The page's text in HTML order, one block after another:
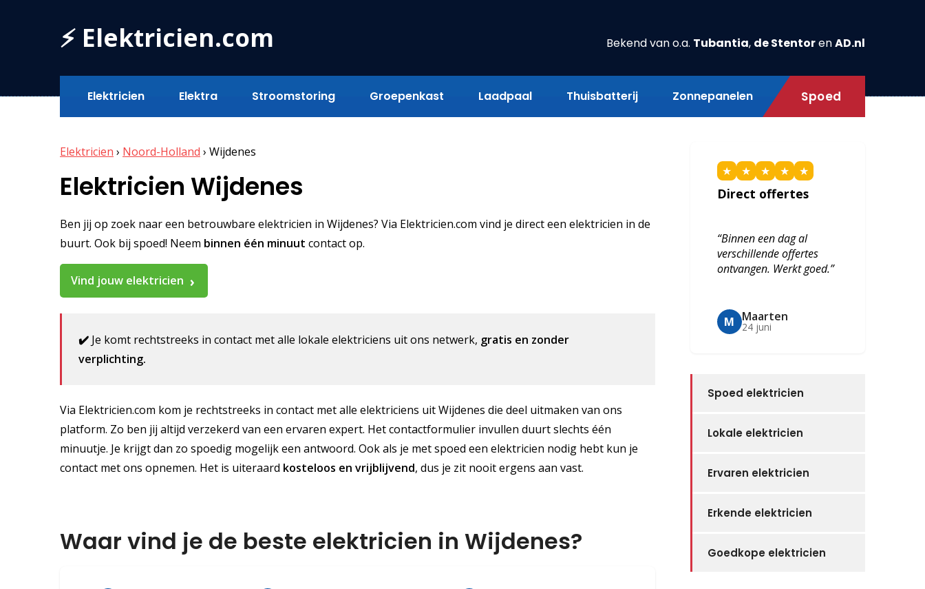
⚡ Elektricien.com Bekend van o.a. Tubantia, de StentorenAD.nl
Elektricien Elektra Stroomstoring Groepenkast Laadpaal Thuisbatterij Zonnepanelen Spoed
Elektricien › Noord-Holland › Wijdenes
Elektricien Wijdenes
Ben jij op zoek naar een betrouwbare elektricien in Wijdenes? Via Elektricien.com vind je direct een elektricien in de
buurt. Ook bij spoed! Neem binnen één minuut contact op.
Vind jouw elektricien
✔️ Je komt rechtstreeks in contact met alle lokale elektriciens uit ons netwerk, gratis en zonder
verplichting.
Via Elektricien.com kom je rechtstreeks in contact met alle elektriciens uit Wijdenes die deel uitmaken van ons
platform. Zo ben jij altijd verzekerd van een ervaren expert. Het contactformulier invullen duurt slechts één
minuutje. Je krijgt dan zo spoedig mogelijk een antwoord. Ook als je met spoed een elektricien nodig hebt kun je
contact met ons opnemen. Het is uiteraard kosteloos en vrijblijvend, dus je zit nooit ergens aan vast.
Waar vind je de beste elektricien in Wijdenes?
★ ★ ★ ★ ★
Direct offertes
“Binnen een dag al
verschillende offertes
ontvangen. Werkt goed.”
M Maarten
24 juni
Spoed elektricien
Lokale elektricien
Ervaren elektricien
Erkende elektricien
Goedkope elektricien